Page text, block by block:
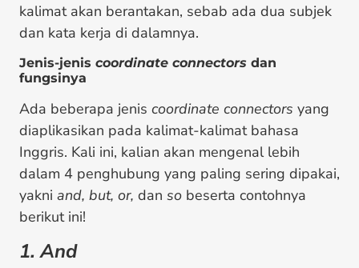
kalimat akan berantakan, sebab ada dua subjek
dan kata kerja di dalamnya.
Jenis-jenis coordinate connectors dan
fungsinya
Ada beberapa jenis coordinate connectors yang
diaplikasikan pada kalimat-kalimat bahasa
Inggris. Kali ini, kalian akan mengenal lebih
dalam 4 penghubung yang paling sering dipakai,
yakni and, but, or, dan so beserta contohnya
berikut ini!
1. And